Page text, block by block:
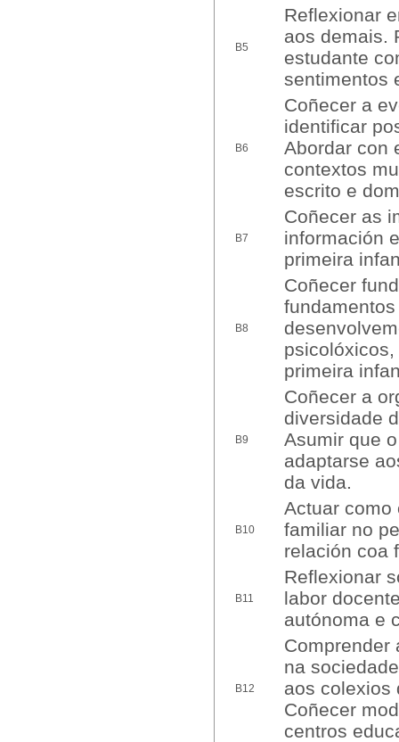
B5
Reflexionar
aos demais.
estudante
sentimentos
B6
Coñecer a
identificar
Abordar con
contextos
escrito e
B7
Coñecer as
información
primeira
B8
Coñecer
primeira
B9
Coñecer a
diversidade
Asumir que
adaptarse
da vida.
B10
Actuar como
familiar no
relación coa
B11
Reflexionar
labor
autónoma e
B12
Comprender
na
aos colexios
Coñecer
centros